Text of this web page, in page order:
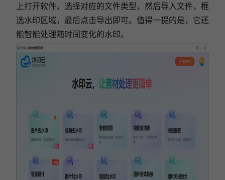
上打开软件，选择对应的文件类型，然后导入文件，框
选水印区域，最后点击导出即可。值得一提的是，它还
能智能处理随时间变化的水印。